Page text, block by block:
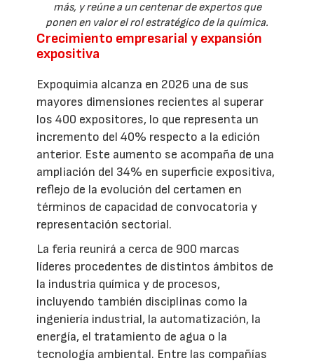
más, y reúne a un centenar de expertos que
ponen en valor el rol estratégico de la química.
Crecimiento empresarial y expansión
expositiva
Expoquimia alcanza en 2026 una de sus
mayores dimensiones recientes al superar
los 400 expositores, lo que representa un
incremento del 40% respecto a la edición
anterior. Este aumento se acompaña de una
ampliación del 34% en superficie expositiva,
reflejo de la evolución del certamen en
términos de capacidad de convocatoria y
representación sectorial.
La feria reunirá a cerca de 900 marcas
líderes procedentes de distintos ámbitos de
la industria química y de procesos,
incluyendo también disciplinas como la
ingeniería industrial, la automatización, la
energía, el tratamiento de agua o la
tecnología ambiental. Entre las compañías